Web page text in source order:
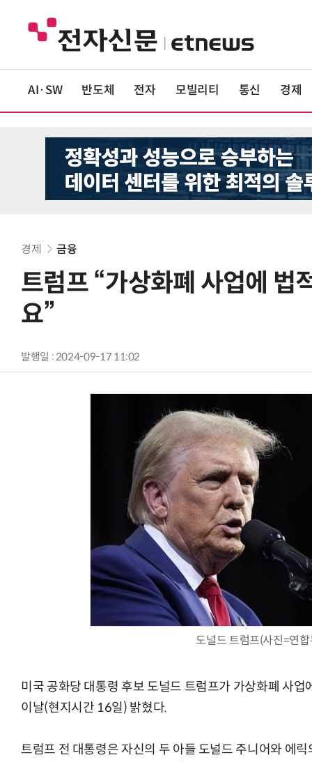
AI·SW 반도체 전자 모빌리티 통신 경제
경제 금융
트럼프 “가상화폐 사업에 법
요”
발행일 : 2024-09-17 11:02
도널드 트럼프(사진=연
미국 공화당 대통령 후보 도널드 트럼프가 가상화폐 사
이날(현지시간 16일) 밝혔다.
트럼프 전 대통령은 자신의 두 아들 도널드 주니어와 에